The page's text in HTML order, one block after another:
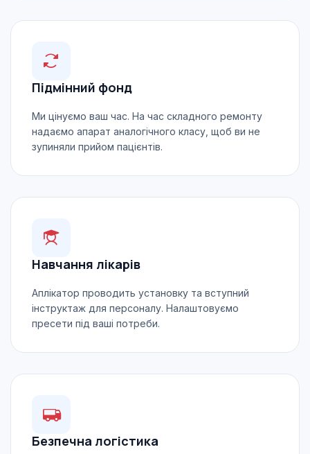
Підмінний фонд
Ми цінуємо ваш час. На час складного ремонту
надаємо апарат аналогічного класу, щоб ви не
зупиняли прийом пацієнтів.
Навчання лікарів
Аплікатор проводить установку та вступний
інструктаж для персоналу. Налаштовуємо
пресети під ваші потреби.
Безпечна логістика